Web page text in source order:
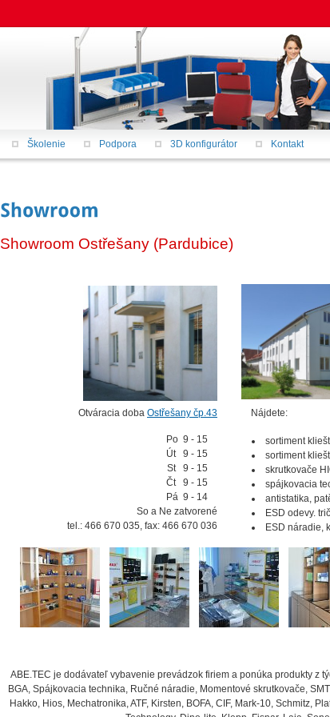
Showroom Ostřešany (Pardubice)
Otváracia doba Ostřešany čp.43
Po 9 - 15
Út 9 - 15
St 9 - 15
Čt 9 - 15
Pá 9 - 14
So a Ne zatvorené
tel.: 466 670 035, fax: 466 670 036
Nájdete:
sortiment
sortiment
skrutkovače
spájkovacia
antistatika,
ESD odevy.
ESD náradie,
ABE.TEC je dodávateľ vybavenie prevádzok firiem a ponúka produkty z
BGA, Spájkovacia technika, Ručné náradie, Momentové skrutkovače,
Hakko, Hios, Mechatronika, ATF, Kirsten, BOFA, CIF, Mark-10, Schmitz,
Školenie Podpora 3D konfigurátor Kontakt